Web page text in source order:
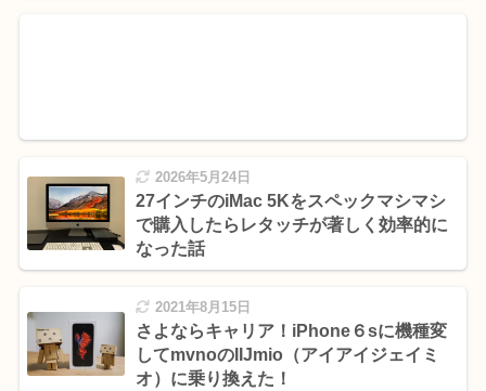
2026年5月24日
27インチのiMac 5Kをスペックマシマシ
で購入したらレタッチが著しく効率的に
なった話
2021年8月15日
さよならキャリア！iPhone６sに機種変
してmvnoのIIJmio（アイアイジェイミ
オ）に乗り換えた！